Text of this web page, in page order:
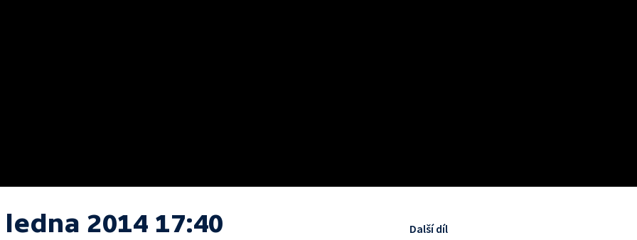
ledna 2014 17:40 Další díl